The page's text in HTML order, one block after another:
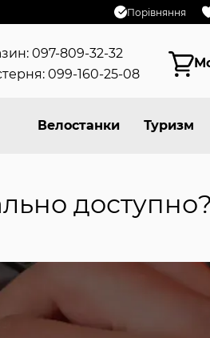
Порівняння
097-809-32-32
099-160-25-08
Велостанки Туризм
доступно?